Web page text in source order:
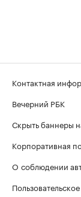
Контактная
Вечерний РБК
Скрыть баннеры
Корпоративная
О соблюдении